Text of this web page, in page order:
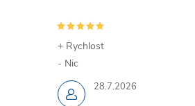
28.7.2026
+ Rychlost
- Nic